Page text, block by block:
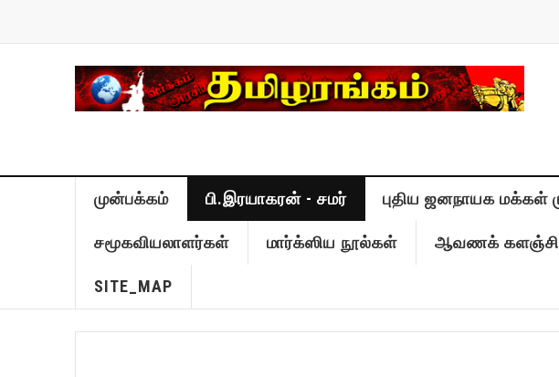
முன்பக்கம் பி.இரயாகரன் - சமர் புதிய ஜனநாயக மக்கள்
சமூகவியலாளர்கள் மார்க்ஸிய நூல்கள் ஆவணக்
SITE_MAP